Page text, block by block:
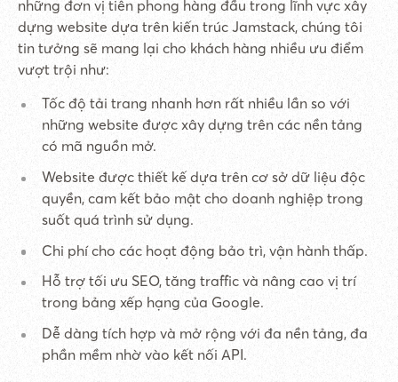
những đơn vị tiên phong hàng đầu trong lĩnh vực xây
dựng website dựa trên kiến trúc Jamstack, chúng tôi
tin tưởng sẽ mang lại cho khách hàng nhiều ưu điểm
vượt trội như:
Tốc độ tải trang nhanh hơn rất nhiều lần so với
những website được xây dựng trên các nền tảng
có mã nguồn mở.
Website được thiết kế dựa trên cơ sở dữ liệu độc
quyền, cam kết bảo mật cho doanh nghiệp trong
suốt quá trình sử dụng.
Chi phí cho các hoạt động bảo trì, vận hành thấp.
Hỗ trợ tối ưu SEO, tăng traffic và nâng cao vị trí
trong bảng xếp hạng của Google.
Dễ dàng tích hợp và mở rộng với đa nền tảng, đa
phần mềm nhờ vào kết nối API.